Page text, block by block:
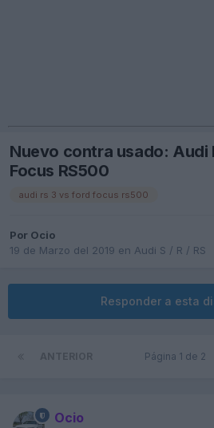
Nuevo contra usado: Audi
Focus RS500
audi rs 3 vs ford focus rs500
Por Ocio
19 de Marzo del 2019 en Audi S / R / RS
Responder a esta
Página 1 de 2
Ocio